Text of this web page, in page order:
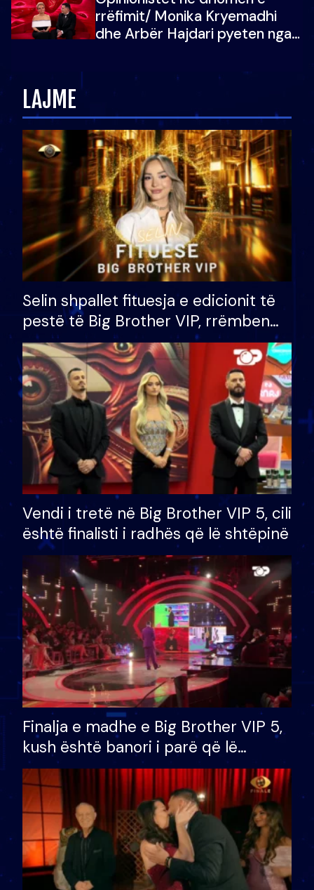
rrëfimit/ Monika Kryemadhi
dhe Arbër Hajdari pyeten nga
zëvendësonit njëri-tjetrin?
LAJME
Selin shpallet fituesja e edicionit të
pestë të Big Brother VIP, rrëmben
çmimin e madh prej 100 mijë eurosh
Vendi i tretë në Big Brother VIP 5, cili
është finalisti i radhës që lë shtëpinë
Finalja e madhe e Big Brother VIP 5,
kush është banori i parë që lë
shtëpinë dhe humb mundësinë për
të fituar çmimin e madh